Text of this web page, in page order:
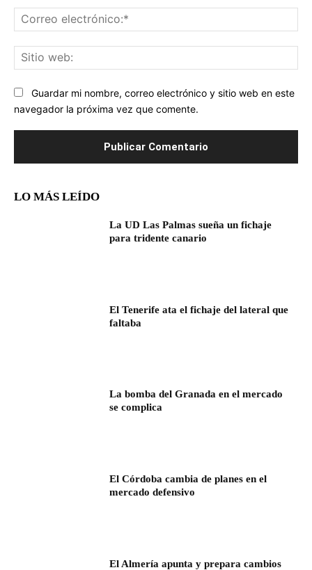
Guardar mi nombre, correo electrónico y sitio web en este
navegador la próxima vez que comente.
LO MÁS LEÍDO
La UD Las Palmas sueña un fichaje
para tridente canario
El Tenerife ata el fichaje del lateral que
faltaba
La bomba del Granada en el mercado
se complica
El Córdoba cambia de planes en el
mercado defensivo
El Almería apunta y prepara cambios